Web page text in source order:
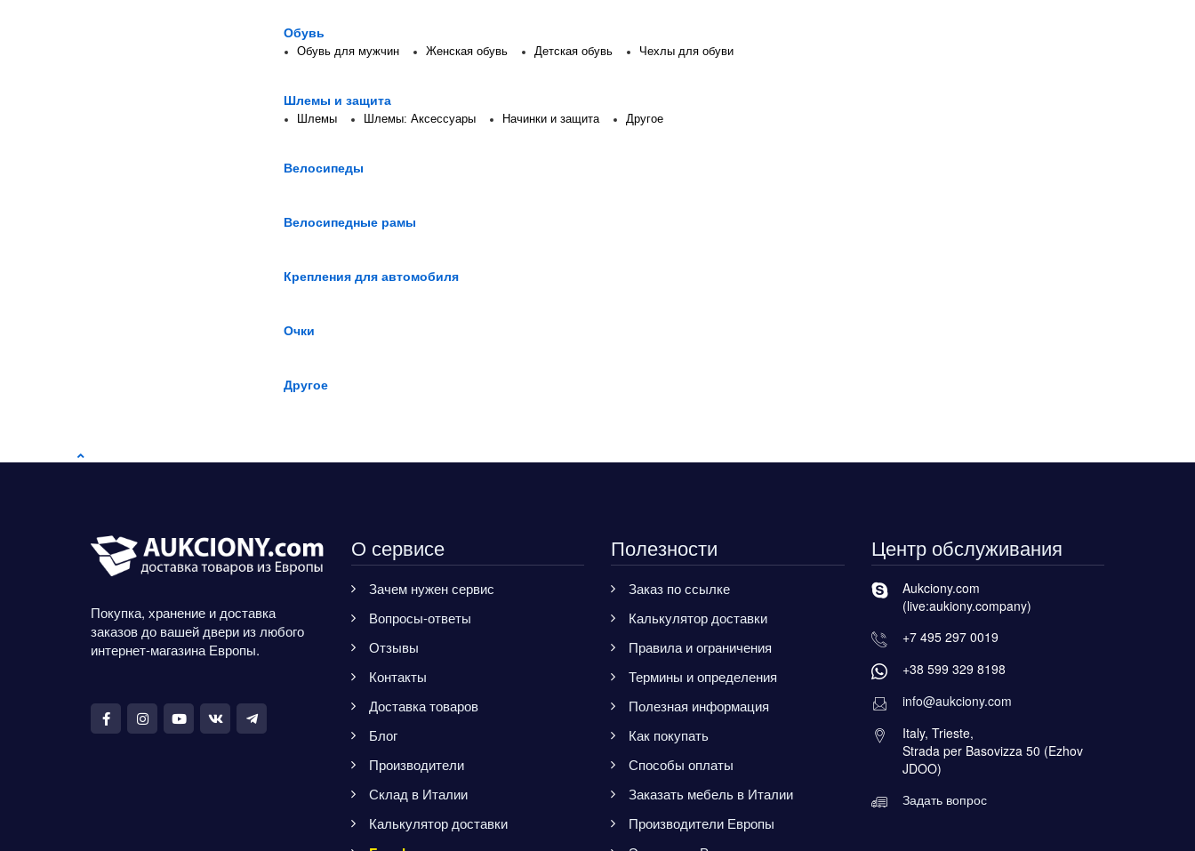
Обувь
Обувь для мужчин Женская обувь Детская обувь Чехлы для обуви
Шлемы и защита
Шлемы Шлемы: Аксессуары Начинки и защита Другое
Велосипеды
Велосипедные рамы
Крепления для автомобиля
Очки
Другое
Покупка, хранение и доставка
заказов до вашей двери из любого
интернет-магазина Европы.
О сервисе
Зачем нужен сервис
Вопросы-ответы
Отзывы
Контакты
Доставка товаров
Блог
Производители
Склад в Италии
Калькулятор доставки
Полезности
Заказ по ссылке
Калькулятор доставки
Правила и ограничения
Термины и определения
Полезная информация
Как покупать
Способы оплаты
Заказать мебель в Италии
Производители Европы
Центр обслуживания
Aukciony.com
(live:aukiony.company)
+7 495 297 0019
+38 599 329 8198
info@aukciony.com
Italy, Trieste,
Strada per Basovizza 50 (Ezhov
JDOO)
Задать вопрос